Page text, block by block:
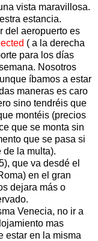
vista maravillosa.
estancia.
del aeropuerto es
( a la derecha
para los días
Nosotros
íbamos a estar
maneras es caro
sino tendréis que
montéis (precios
que se monta sin
que se pasa si
de la multa).
que va desdé el
en el gran
dejara más o
Venecia, no ir a
mas
estar en la misma